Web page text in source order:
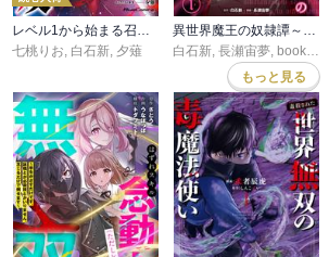
七桃りお 白石新 夕薙
白石新 長瀬宙夢 booklistaSTUDIO
もっと見る